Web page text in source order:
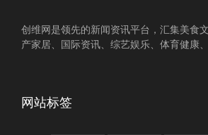
创维网是领先的新闻资讯平台，汇集美食
产家居、国际资讯、综艺娱乐、体育健康
网站标签